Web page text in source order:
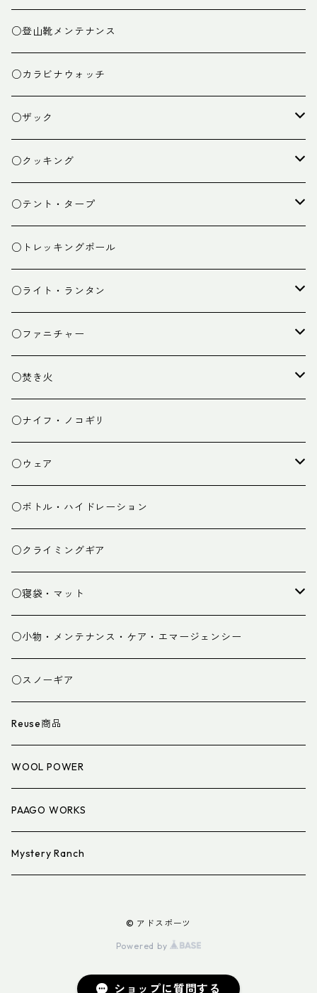
○登山靴メンテナンス
○カラビナウォッチ
○ザック
ザック
スタッフバッグ
ザック小物
○クッキング
クッカー
バーナー
カトラリー
クッキング小物
○テント・タープ
テント
タープ
ペグ・ハンマー・小物
○トレッキングポール
○ライト・ランタン
ライト
ランタン
○ファニチャー
テーブル
チェア
○焚き火
焚き火台
焚き火小物
○ナイフ・ノコギリ
○ウェア
ミドルレイヤー
ベースレイヤー
パンツ
グローブ
スパッツ・ゲイター
衣類小物
アイウェア
○ボトル・ハイドレーション
○クライミングギア
○寝袋・マット
寝袋
マット
寝具小物
○小物・メンテナンス・ケア・エマージェンシー
○スノーギア
Reuse商品
WOOL POWER
PAAGO WORKS
Mystery Ranch
© アドスポーツ
Powered by
ショップに質問する